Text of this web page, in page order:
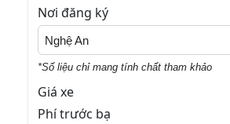
Nơi đăng ký
Nghệ An
*Số liệu chỉ mang tính chất tham khảo
Giá xe
Phí trước bạ